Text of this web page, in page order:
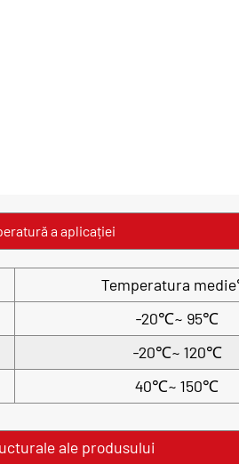
a aplicației
Temperatura
-20℃~ 95℃
-20℃~ 120℃
40℃~ 150℃
ale produsului